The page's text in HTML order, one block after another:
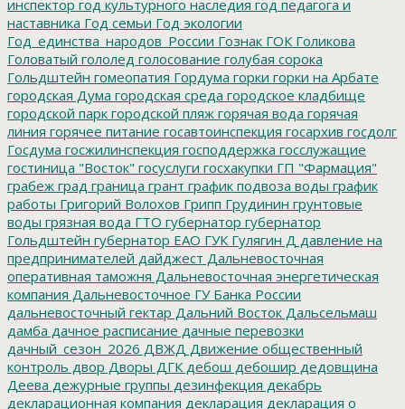
инспектор год культурного наследия год педагога и
наставника Год семьи Год экологии
Год_единства_народов_России Гознак ГОК Голикова
Головатый гололед голосование голубая сорока
Гольдштейн гомеопатия Гордума горки горки на Арбате
городская Дума городская среда городское кладбище
городской парк городской пляж горячая вода горячая
линия горячее питание госавтоинспекция госархив госдолг
Госдума госжилинспекция господдержка госслужащие
гостиница "Восток" госуслуги госхакупки ГП "Фармация"
грабеж град граница грант график подвоза воды график
работы Григорий Волохов Грипп Грудинин грунтовые
воды грязная вода ГТО губернатор губернатор
Гольдштейн губернатор ЕАО ГУК Гулягин Д давление на
предпринимателей дайджест Дальневосточная
оперативная таможня Дальневосточная энергетическая
компания Дальневосточное ГУ Банка России
дальневосточный гектар Дальний Восток Дальсельмаш
дамба дачное расписание дачные перевозки
дачный_сезон_2026 ДВЖД Движение общественный
контроль двор Дворы ДГК дебош дебошир дедовщина
Деева дежурные группы дезинфекция декабрь
декларационная компания декларация декларация о